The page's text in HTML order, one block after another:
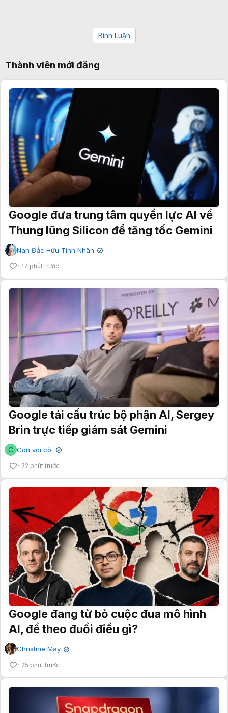
Bình Luận
Thành viên mới đăng
Google đưa trung tâm quyền lực AI về
Thung lũng Silicon để tăng tốc Gemini
Nan Đắc Hữu Tình Nhân ✔
17 phút trước
Google tái cấu trúc bộ phận AI, Sergey
Brin trực tiếp giám sát Gemini
C Con voi còi ✔
22 phút trước
Google đang từ bỏ cuộc đua mô hình
AI, để theo đuổi điều gì?
Christine May ✔
25 phút trước